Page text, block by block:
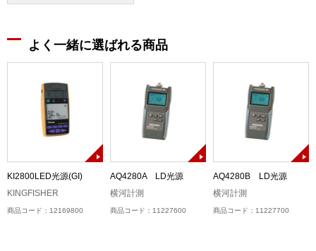
よく一緒に選ばれる商品
KI2800LED光源(GI)
KINGFISHER
商品コード：12169800
AQ4280A LD光源
横河計測
商品コード：11227600
AQ4280B LD光源
横河計測
商品コード：11227700